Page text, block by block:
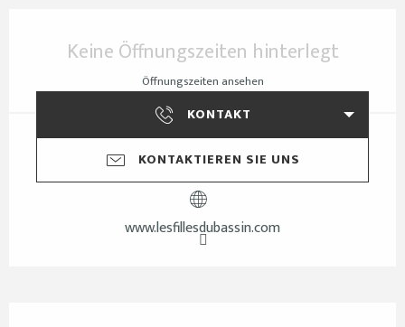
Keine Öffnungszeiten hinterlegt
Öffnungszeiten ansehen
KONTAKT
KONTAKTIEREN SIE UNS
www.lesfillesdubassin.com